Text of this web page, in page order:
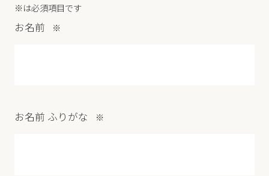
※は必須項目です
お名前 ※
お名前 ふりがな ※